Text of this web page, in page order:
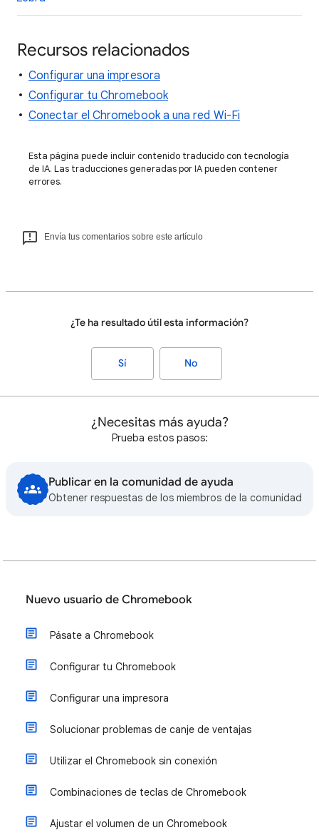
Recursos relacionados
Configurar una impresora
Configurar tu Chromebook
Conectar el Chromebook a una red Wi-Fi
Esta página puede incluir contenido traducido con tecnología
de IA. Las traducciones generadas por IA pueden contener
errores.
Envía tus comentarios sobre este artículo
¿Te ha resultado útil esta información?
Sí No
¿Necesitas más ayuda?
Prueba estos pasos:
Publicar en la comunidad de ayuda
Obtener respuestas de los miembros de la comunidad
Nuevo usuario de Chromebook
Pásate a Chromebook
Configurar tu Chromebook
Configurar una impresora
Solucionar problemas de canje de ventajas
Utilizar el Chromebook sin conexión
Combinaciones de teclas de Chromebook
Ajustar el volumen de un Chromebook